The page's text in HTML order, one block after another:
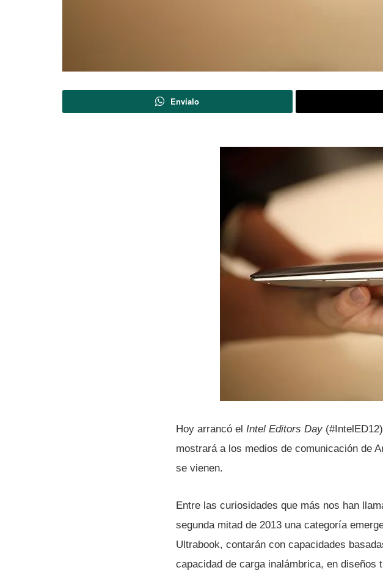
Envíalo
Hoy arrancó el Intel Editors Day
mostrará a los medios de comunicación de
se vienen.
Entre las curiosidades que más nos han
segunda mitad de 2013 una categorí­a
Ultrabook, contarán con capacidades
capacidad de carga inalámbrica, en